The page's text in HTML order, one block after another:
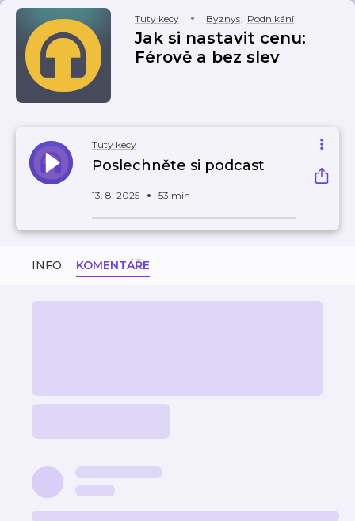
Tuty kecy Byznys, Podnikání
Jak si nastavit cenu:
Férově a bez slev
Tuty kecy
Poslechněte si podcast
13. 8. 2025 53 min
INFO KOMENTÁŘE